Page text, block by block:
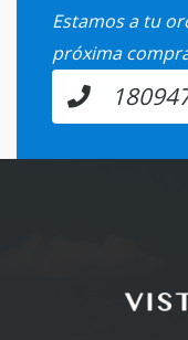
Estamos a tu
próxima